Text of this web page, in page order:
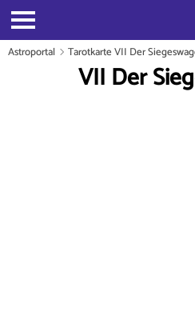
Astroportal Tarotkarte VII Der
VII Der